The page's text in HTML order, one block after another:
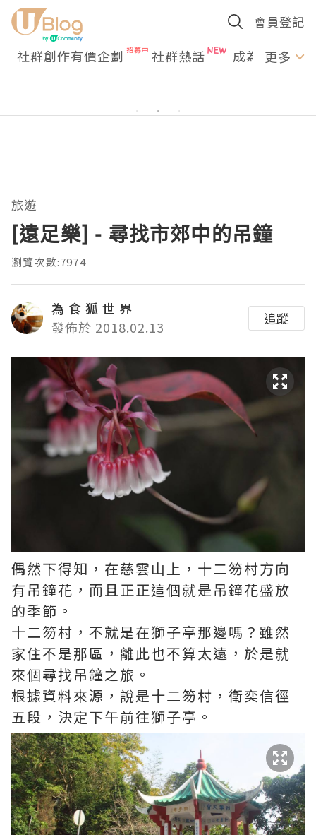
會員登記
社群創作有價企劃 社群熱話 成為U更多
旅遊
[遠足樂] - 尋找市郊中的吊鐘
瀏覽次數:7974
為 食 狐 世 界
發佈於 2018.02.13
追蹤
偶然下得知，在慈雲山上，十二笏村方向
有吊鐘花，而且正正這個就是吊鐘花盛放
的季節。
十二笏村，不就是在獅子亭那邊嗎？雖然
家住不是那區，離此也不算太遠，於是就
來個尋找吊鐘之旅。
根據資料來源，說是十二笏村，衛奕信徑
五段，決定下午前往獅子亭。